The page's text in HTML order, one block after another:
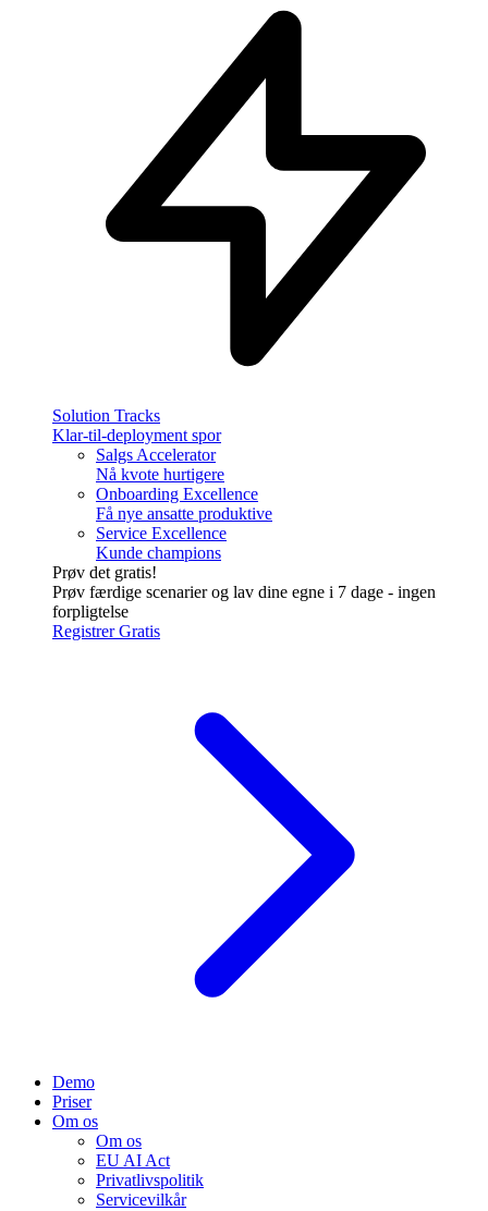
Solution Tracks
Klar-til-deployment spor
Salgs Accelerator
Nå kvote hurtigere
Onboarding Excellence
Få nye ansatte produktive
Service Excellence
Kunde champions
Prøv det gratis!
Prøv færdige scenarier og lav dine egne i 7 dage - ingen
forpligtelse
Registrer Gratis
Demo
Priser
Om os
Om os
EU AI Act
Privatlivspolitik
Servicevilkår